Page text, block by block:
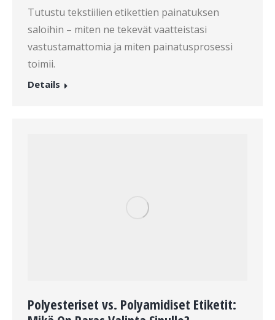
Tutustu tekstiilien etikettien painatuksen
saloihin – miten ne tekevät vaatteistasi
vastustamattomia ja miten painatusprosessi
toimii.
Details
Polyesteriset vs. Polyamidiset Etiketit: